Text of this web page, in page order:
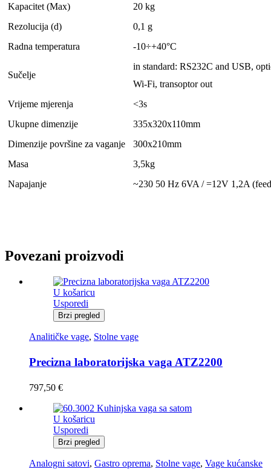
Kapacitet (Max)
20 kg
Rezolucija (d)
0,1 g
Radna temperatura
-10÷+40°C
Sučelje
in standard: RS232C and USB,
Wi-Fi, transoptor out
Vrijeme mjerenja
<3s
Ukupne dimenzije
335x320x110mm
Dimenzije površine za vaganje
300x210mm
Masa
3,5kg
Napajanje
~230 50 Hz 6VA / =12V 1,2A
Povezani proizvodi
U košaricu
Usporedi
Brzi pregled
Analitičke vage, Stolne vage
Precizna laboratorijska vaga ATZ2200
797,50 €
U košaricu
Usporedi
Brzi pregled
Analogni satovi, Gastro oprema, Stolne vage, Vage kućanske